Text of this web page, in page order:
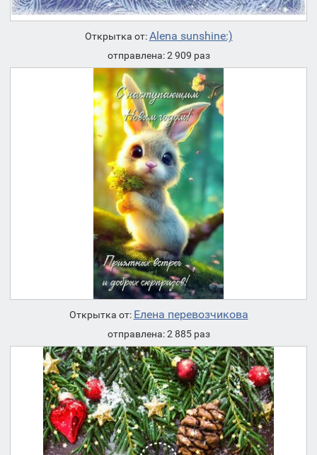
Открытка от:Alena sunshine:)
отправлена: 2 909 раз
Открытка от: Елена перевозчикова
отправлена: 2 885 раз